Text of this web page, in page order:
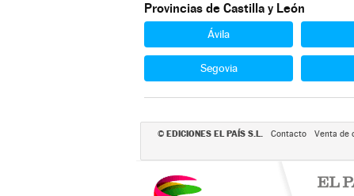
Provincias de Castilla y León
Ávila
Segovia
© EDICIONES EL PAÍS S.L. Contacto Venta de